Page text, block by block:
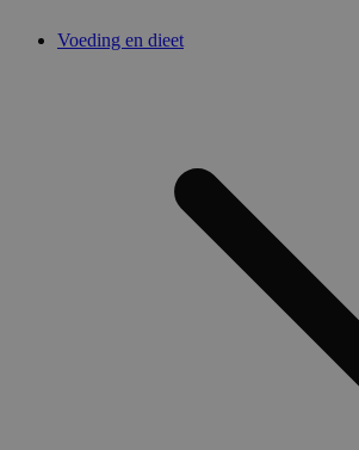
Voeding en dieet